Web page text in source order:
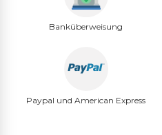
Banküberweisung
Paypal und American Express